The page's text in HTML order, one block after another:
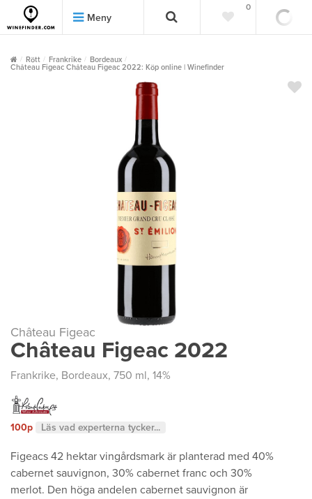
Meny
0
Rött Frankrike
Bordeaux
Château Figeac Château Figeac 2022: Köp online | Winefinder
Château Figeac
Château Figeac 2022
Frankrike, Bordeaux, 750 ml, 14%
100p Läs vad experterna tycker...
Figeacs 42 hektar vingårdsmark är planterad med 40%
cabernet sauvignon, 30% cabernet franc och 30%
merlot. Den höga andelen cabernet sauvignon är
""